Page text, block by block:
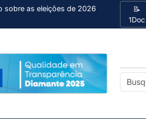
sobre as eleições de 2026
📝
1Doc